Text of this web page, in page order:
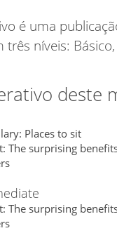
é uma
três níveis:
deste
Places to sit
The surprising
The surprising